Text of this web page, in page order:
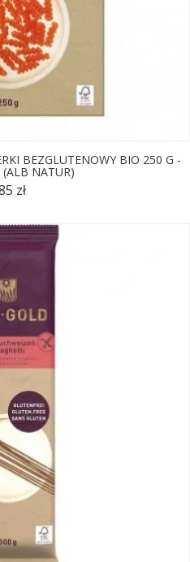
BEZGLUTENOWY BIO 250 G -
NATUR)
zł